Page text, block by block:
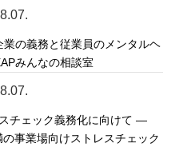
の義務と従業員のメンタルヘ
みんなの相談室
チェック義務化に向けて ―
事業場向けストレスチェック